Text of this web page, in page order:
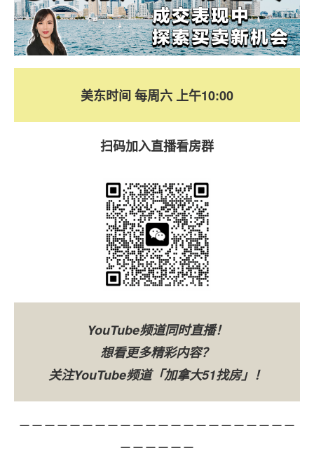
美东时间 每周六 上午10:00
扫码加入直播看房群
YouTube频道同时直播！
想看更多精彩内容？
关注YouTube频道「加拿大51找房」！
－－－－－－－－－－－－－－－－－－－－－－
－－－－－－